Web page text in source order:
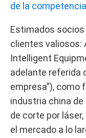
de la
Estimados
clientes valiosos:
Intelligent
adelante referida
empresa”), como
industria china
de corte por
el mercado a lo